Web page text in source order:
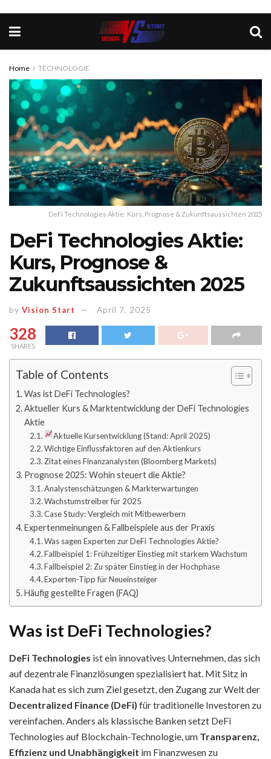
Home TECHNOLOGIE
DeFi Technologies Aktie: Kurs, Prognose & Zukunftsaussichten 2025
DeFi Technologies Aktie:
Kurs, Prognose &
Zukunftsaussichten 2025
by Vision Start April 7, 2025
328
SHARES
Table of Contents
Was ist DeFi Technologies?
Aktueller Kurs & Marktentwicklung der DeFi Technologies
Aktie
Aktuelle Kursentwicklung (Stand: April 2025)
Wichtige Einflussfaktoren auf den Aktienkurs
Zitat eines Finanzanalysten (Bloomberg Markets)
Prognose 2025: Wohin steuert die Aktie?
Analystenschätzungen & Markterwartungen
Wachstumstreiber für 2025
Case Study: Vergleich mit Mitbewerbern
Expertenmeinungen & Fallbeispiele aus der Praxis
Was sagen Experten zur DeFi Technologies Aktie?
Fallbeispiel 1: Frühzeitiger Einstieg mit starkem Wachstum
Fallbeispiel 2: Zu später Einstieg in der Hochphase
Experten-Tipp für Neueinsteiger
Häufig gestellte Fragen (FAQ)
Was ist DeFi Technologies?
DeFi Technologies ist ein innovatives Unternehmen, das sich
auf dezentrale Finanzlösungen spezialisiert hat. Mit Sitz in
Kanada hat es sich zum Ziel gesetzt, den Zugang zur Welt der
Decentralized Finance (DeFi) für traditionelle Investoren zu
vereinfachen. Anders als klassische Banken setzt DeFi
Technologies auf Blockchain-Technologie, um Transparenz,
Effizienz und Unabhängigkeit im Finanzwesen zu